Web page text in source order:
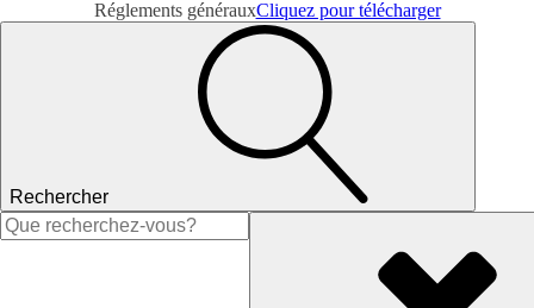
Réglements générauxCliquez pour télécharger
Rechercher
Rechercher :